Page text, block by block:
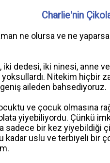
Charlie'nin
ne olursa ve ne yaparsa
iki dedesi, iki ninesi, anne
yoksullardı. Nitekim hiçbir
aileden bahsediyoruz.
ve çocuk olmasına
yiyebiliyordu. Çünkü
sadece bir kez yiyebildiği
kadar uslu ve terbiyeli bir